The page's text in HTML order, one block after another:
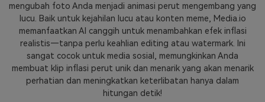
mengubah foto Anda menjadi animasi perut mengembang yang
lucu. Baik untuk kejahilan lucu atau konten meme, Media.io
memanfaatkan AI canggih untuk menambahkan efek inflasi
realistis—tanpa perlu keahlian editing atau watermark. Ini
sangat cocok untuk media sosial, memungkinkan Anda
membuat klip inflasi perut unik dan menarik yang akan menarik
perhatian dan meningkatkan keterlibatan hanya dalam
hitungan detik!